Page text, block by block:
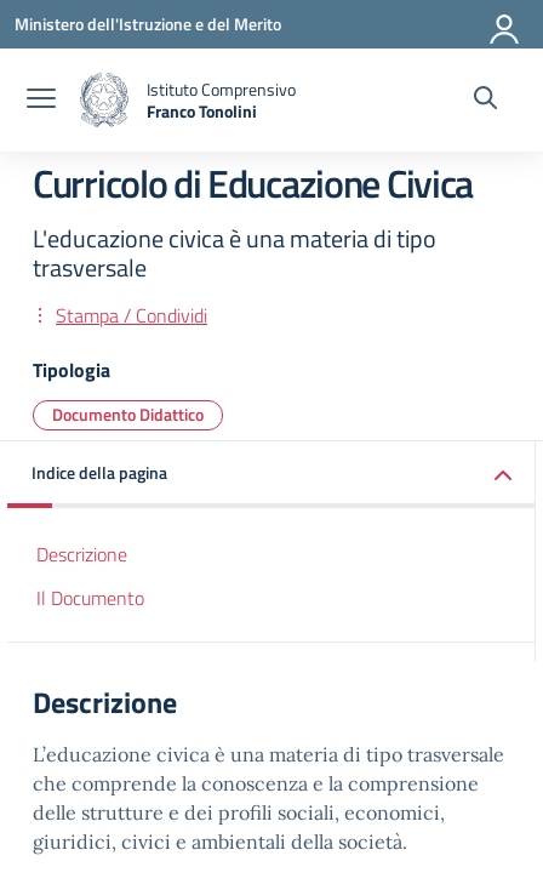
Vai ai contenuti
Vai al menu di navigazione
Vai al footer
Ministero dell'Istruzione e del Merito
Istituto Comprensivo
Franco Tonolini
Curricolo di Educazione Civica
L'educazione civica è una materia di tipo
trasversale
Stampa / Condividi
Tipologia
Documento Didattico
Indice della pagina
Descrizione
Il Documento
Descrizione
L’educazione civica è una materia di tipo trasversale
che comprende la conoscenza e la comprensione
delle strutture e dei profili sociali, economici,
giuridici, civici e ambientali della società.